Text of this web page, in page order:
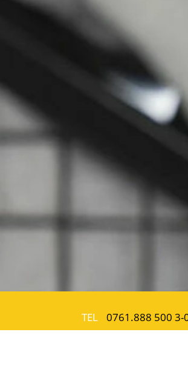
TEL 0761.888 500 3-